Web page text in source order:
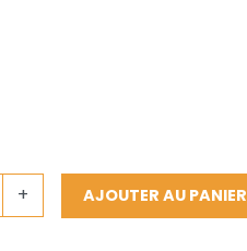
+ AJOUTER AU PANIER